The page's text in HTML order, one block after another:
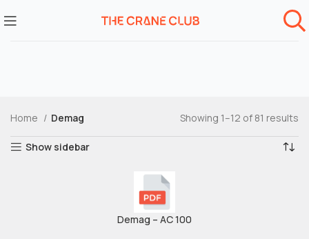
Home Demag Showing 1–12 of 81 results
Show sidebar
Demag – AC 100